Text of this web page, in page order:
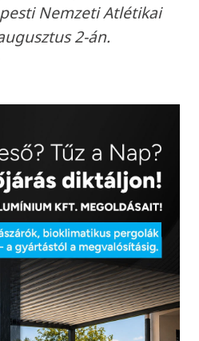
Nemzeti Atlétikai
2-án.